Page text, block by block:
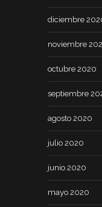
diciembre
noviembre
octubre 2020
septiembre
agosto 2020
julio 2020
junio 2020
mayo 2020